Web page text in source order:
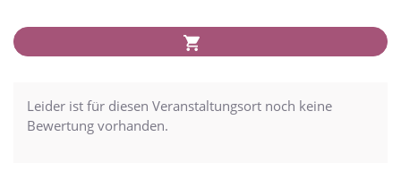
Leider ist für diesen Veranstaltungsort noch keine
Bewertung vorhanden.